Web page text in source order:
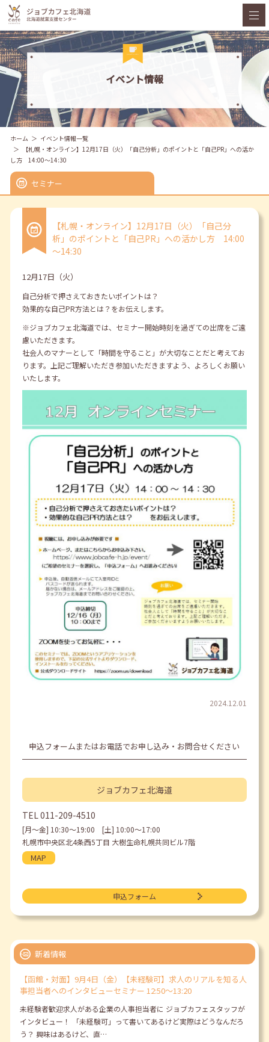
イベント情報
ホーム
イベント情報一覧
【札幌・オンライン】12月17日（火）「自己分析」のポイントと「自己PR」への活か
し方 14:00～14:30
セミナー
【札幌・オンライン】12月17日（火）「自己分
析」のポイントと「自己PR」への活かし方 14:00
～14:30
12月17日（火）
自己分析で押さえておきたいポイントは？
効果的な自己PR方法とは？をお伝えします。
※ジョブカフェ北海道では、セミナー開始時刻を過ぎての出席をご遠
慮いただきます。
社会人のマナーとして「時間を守ること」が大切なことだと考えてお
ります。上記ご理解いただき参加いただきますよう、よろしくお願い
いたします。
2024.12.01
申込フォームまたはお電話でお申し込み・お問合せください
ジョブカフェ北海道
TEL011-209-4510
[月〜金] 10:30〜19:00 [土] 10:00〜17:00
札幌市中央区北4条西5丁目 大樹生命札幌共同ビル7階
MAP
申込フォーム
新着情報
【函館・対面】9月4日（金）【未経験可】求人のリアルを知る人
事担当者へのインタビューセミナー 12:50～13:20
未経験者歓迎求人がある企業の人事担当者に ジョブカフェスタッフが
インタビュー！ 「未経験可」って書いてあるけど実際はどうなんだろ
う？ 興味はあるけど、直…